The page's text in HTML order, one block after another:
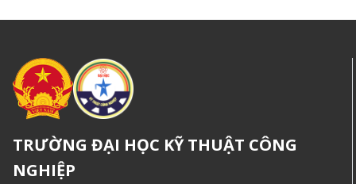
TRƯỜNG ĐẠI HỌC KỸ THUẬT CÔNG
NGHIỆP